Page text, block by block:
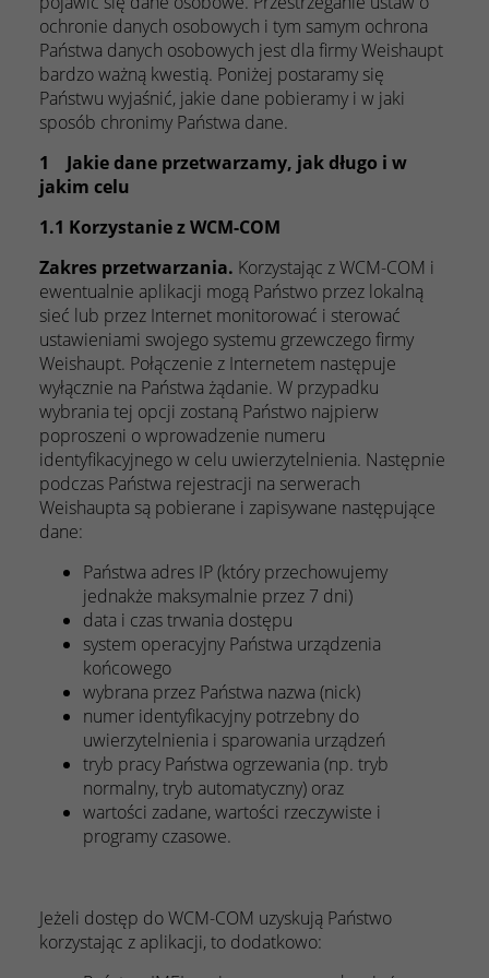
ochronie danych osobowych i tym samym ochrona
Państwa danych osobowych jest dla firmy Weishaupt
bardzo ważną kwestią. Poniżej postaramy się
Państwu wyjaśnić, jakie dane pobieramy i w jaki
sposób chronimy Państwa dane.
1 Jakie dane przetwarzamy, jak długo i w
jakim celu
1.1 Korzystanie z WCM-COM
Zakres przetwarzania. Korzystając z WCM-COM i
ewentualnie aplikacji mogą Państwo przez lokalną
sieć lub przez Internet monitorować i sterować
ustawieniami swojego systemu grzewczego firmy
Weishaupt. Połączenie z Internetem następuje
wyłącznie na Państwa żądanie. W przypadku
wybrania tej opcji zostaną Państwo najpierw
poproszeni o wprowadzenie numeru
identyfikacyjnego w celu uwierzytelnienia. Następnie
podczas Państwa rejestracji na serwerach
Weishaupta są pobierane i zapisywane następujące
dane:
Państwa adres IP (który przechowujemy
jednakże maksymalnie przez 7 dni)
data i czas trwania dostępu
system operacyjny Państwa urządzenia
końcowego
wybrana przez Państwa nazwa (nick)
numer identyfikacyjny potrzebny do
uwierzytelnienia i sparowania urządzeń
tryb pracy Państwa ogrzewania (np. tryb
normalny, tryb automatyczny) oraz
wartości zadane, wartości rzeczywiste i
programy czasowe.
Jeżeli dostęp do WCM-COM uzyskują Państwo
korzystając z aplikacji, to dodatkowo: